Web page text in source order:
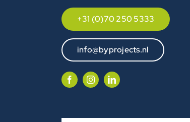
+31 (0)70 250 5333
info@byprojects.nl